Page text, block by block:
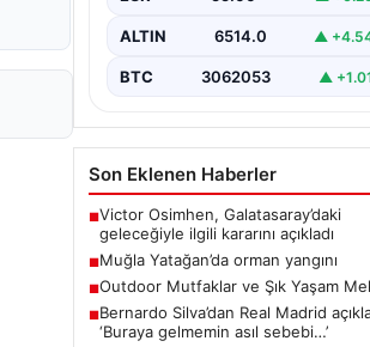
ALTIN 6514.0 ▲
BTC 3062053 ▲
Son Eklenen Haberler
■Victor Osimhen, Galatasaray’daki
geleceğiyle ilgili kararını açıkladı
■Muğla Yatağan’da orman yangını
■Outdoor Mutfaklar ve Şık Yaşam
■Bernardo Silva’dan Real Madrid
‘Buraya gelmemin asıl sebebi…’